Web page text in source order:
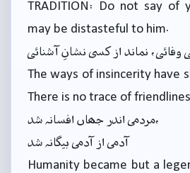
TRADITION: Do not say of
may be distasteful to him.
وفائی، نماند از کسی نشانِ آشنائی
The ways of insincerity have
There is no trace of
مردمی اندر جہاں افسانہ شد،
آدمی از آدمی بیگانہ شد
Humanity became but a